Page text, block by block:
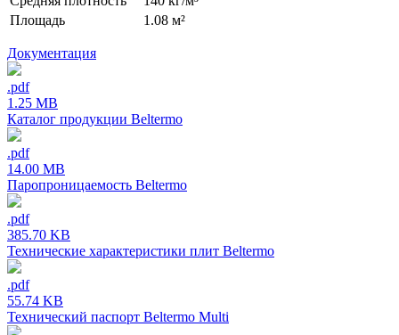
Площадь
1.08 м²
Документация
.pdf
1.25 MB
Каталог продукции Beltermo
.pdf
14.00 MB
Паропроницаемость Beltermo
.pdf
385.70 KB
Технические характеристики плит Beltermo
.pdf
55.74 KB
Технический паспорт Beltermo Multi